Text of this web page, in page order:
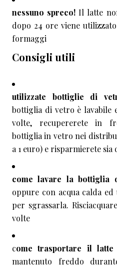
nessuno spreco! Il latte
dopo 24 ore viene
formaggi
Consigli utili
utilizzate bottiglie di
bottiglia di vetro è lavabile
volte, recupererete in
bottiglia in vetro nei
a 1 euro) e risparmierete
come lavare la bottiglia
oppure con acqua calda
per sgrassarla.
volte
come trasportare il
mantenuto freddo